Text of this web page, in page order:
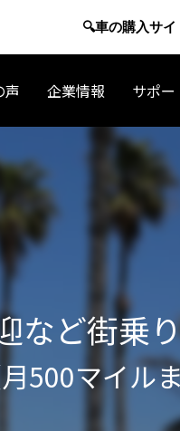
🔍車の購入サ
声 企業情報 サポー
情報
育休・休職で
J-1ビザ
ケット
など街乗
500マイル